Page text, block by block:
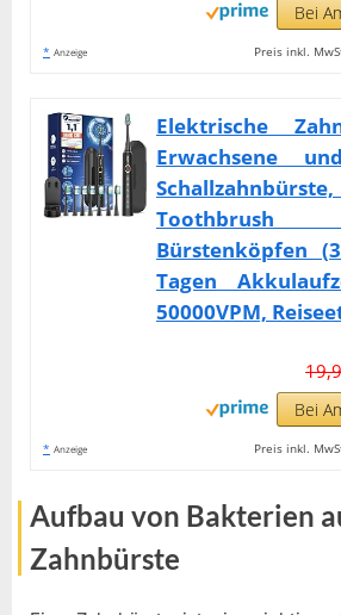
Bei
* Anzeige Preis inkl.
Elektrische
Erwachsene
Bürstenköpfen
Tagen
50000VPM,
Bei
* Anzeige Preis inkl.
Aufbau von Bakterien
Zahnbürste